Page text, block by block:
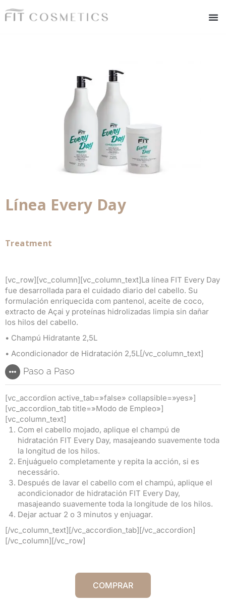
Línea Every Day
Treatment
[vc_row][vc_column][vc_column_text]La línea FIT Every Day
fue desarrollada para el cuidado diario del cabello. Su
formulación enriquecida com pantenol, aceite de coco,
extracto de Açai y proteínas hidrolizadas limpia sin dañar
los hilos del cabello.
• Champú Hidratante 2,5L
• Acondicionador de Hidratación 2,5L[/vc_column_text]
Paso a Paso
[vc_accordion active_tab=»false» collapsible=»yes»]
[vc_accordion_tab title=»Modo de Empleo»]
[vc_column_text]
Com el cabello mojado, aplique el champú de
hidratación FIT Every Day, masajeando suavemente toda
la longitud de los hilos.
Enjuáguelo completamente y repita la acción, si es
necessário.
Después de lavar el cabello com el champú, aplique el
acondicionador de hidratación FIT Every Day,
masajeando suavemente toda la longitude de los hilos.
Dejar actuar 2 o 3 minutos y enjuagar.
[/vc_column_text][/vc_accordion_tab][/vc_accordion]
[/vc_column][/vc_row]
COMPRAR